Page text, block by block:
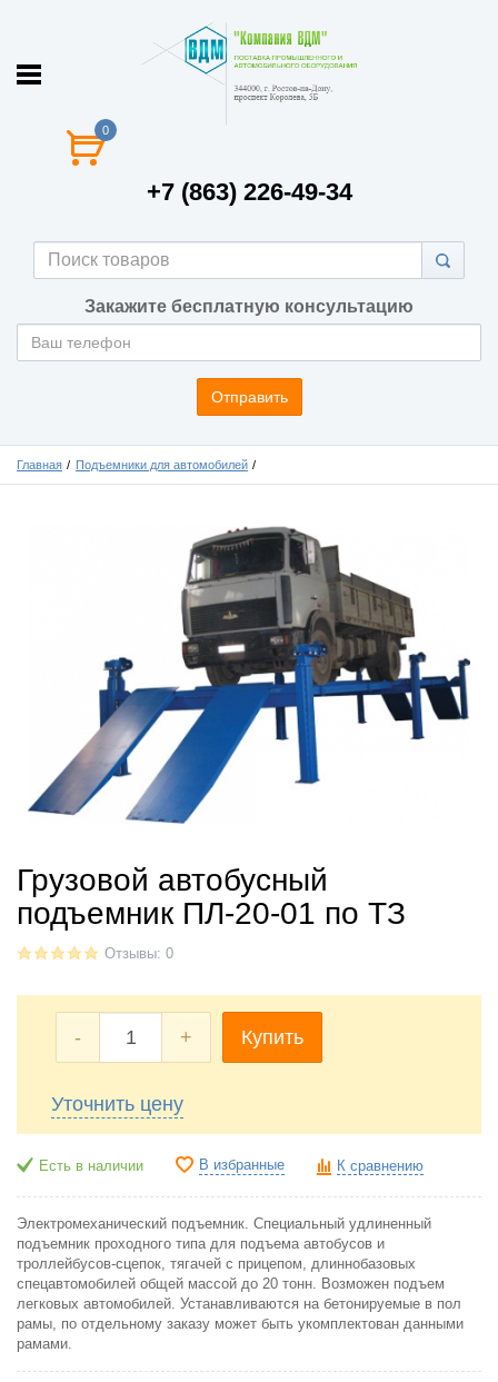
0
+7 (863) 226-49-34
Закажите бесплатную консультацию
Отправить
Главная Подъемники для автомобилей
Грузовой автобусный
подъемник ПЛ-20-01 по ТЗ
Отзывы: 0
- + Купить
Уточнить цену
Есть в наличии В избранные К сравнению
Электромеханический подъемник. Специальный удлиненный
подъемник проходного типа для подъема автобусов и
троллейбусов-сцепок, тягачей с прицепом, длиннобазовых
спецавтомобилей общей массой до 20 тонн. Возможен подъем
легковых автомобилей. Устанавливаются на бетонируемые в пол
рамы, по отдельному заказу может быть укомплектован данными
рамами.